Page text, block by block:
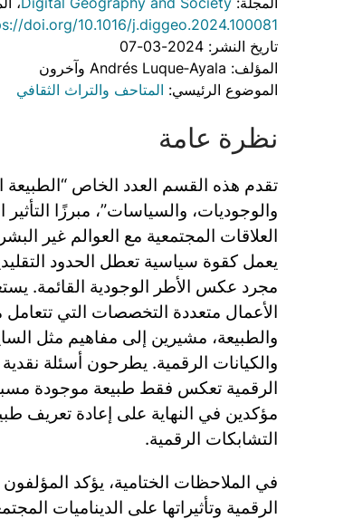
doi.org/10.1016/j.diggeo.2024.100081
تاريخ النشر: 2024-03-07
المؤلف: Andrés Luque‐Ayala وآخرون
الموضوع الرئيسي: المتاحف والتراث الثقافي
نظرة عامة
تقدم هذه القسم العدد الخاص “الطبيعة
والوجوديات، والسياسات”، مبرزًا
العلاقات المجتمعية مع العوالم غير
يعمل كقوة سياسية تعطل الحدود
مجرد عكس الأطر الوجودية القائمة.
الأعمال متعددة التخصصات التي تتعامل
والطبيعة، مشيرين إلى مفاهيم مثل
والكيانات الرقمية. يطرحون أسئلة
الرقمية تعكس فقط طبيعة موجودة
مؤكدين في النهاية على إعادة تعريف
التشابكات الرقمية.
في الملاحظات الختامية، يؤكد
الرقمية وتأثيراتها على الديناميات